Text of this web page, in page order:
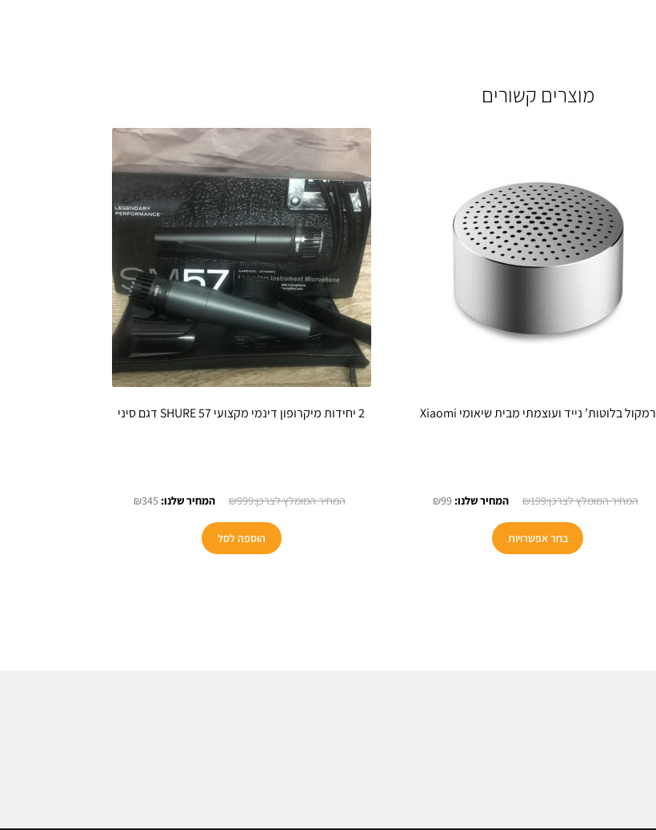
מוצרים קשורים
רמקול בלוטות’ נייד ועוצמתי מבית שיאומי Xiaomi
₪199
המחיר
היה:
₪199.
₪99 המחיר
בחר אפשרויות
למוצר
זה
2 יחידות מיקרופון דינמי מקצועי SHURE 57 דגם סיני
₪999
המחיר
היה:
₪999.
₪345 המחיר
הוספה לסל